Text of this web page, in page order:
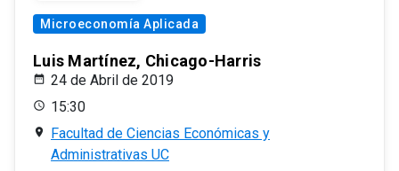
Microeconomía Aplicada
Luis Martínez, Chicago-Harris
24 de Abril de 2019
15:30
Facultad de Ciencias Económicas y
Administrativas UC